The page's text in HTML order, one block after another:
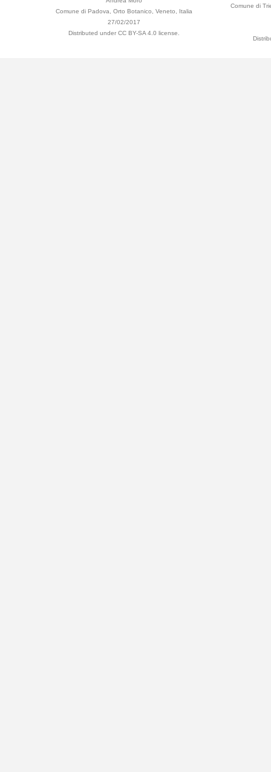
Comune di Padova, Orto Botanico, Veneto, Italia
27/02/2017
Distributed under CC BY-SA 4.0 license.
Comune di